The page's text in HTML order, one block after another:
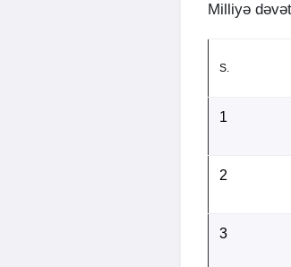
Milliyə
S.
1
2
3